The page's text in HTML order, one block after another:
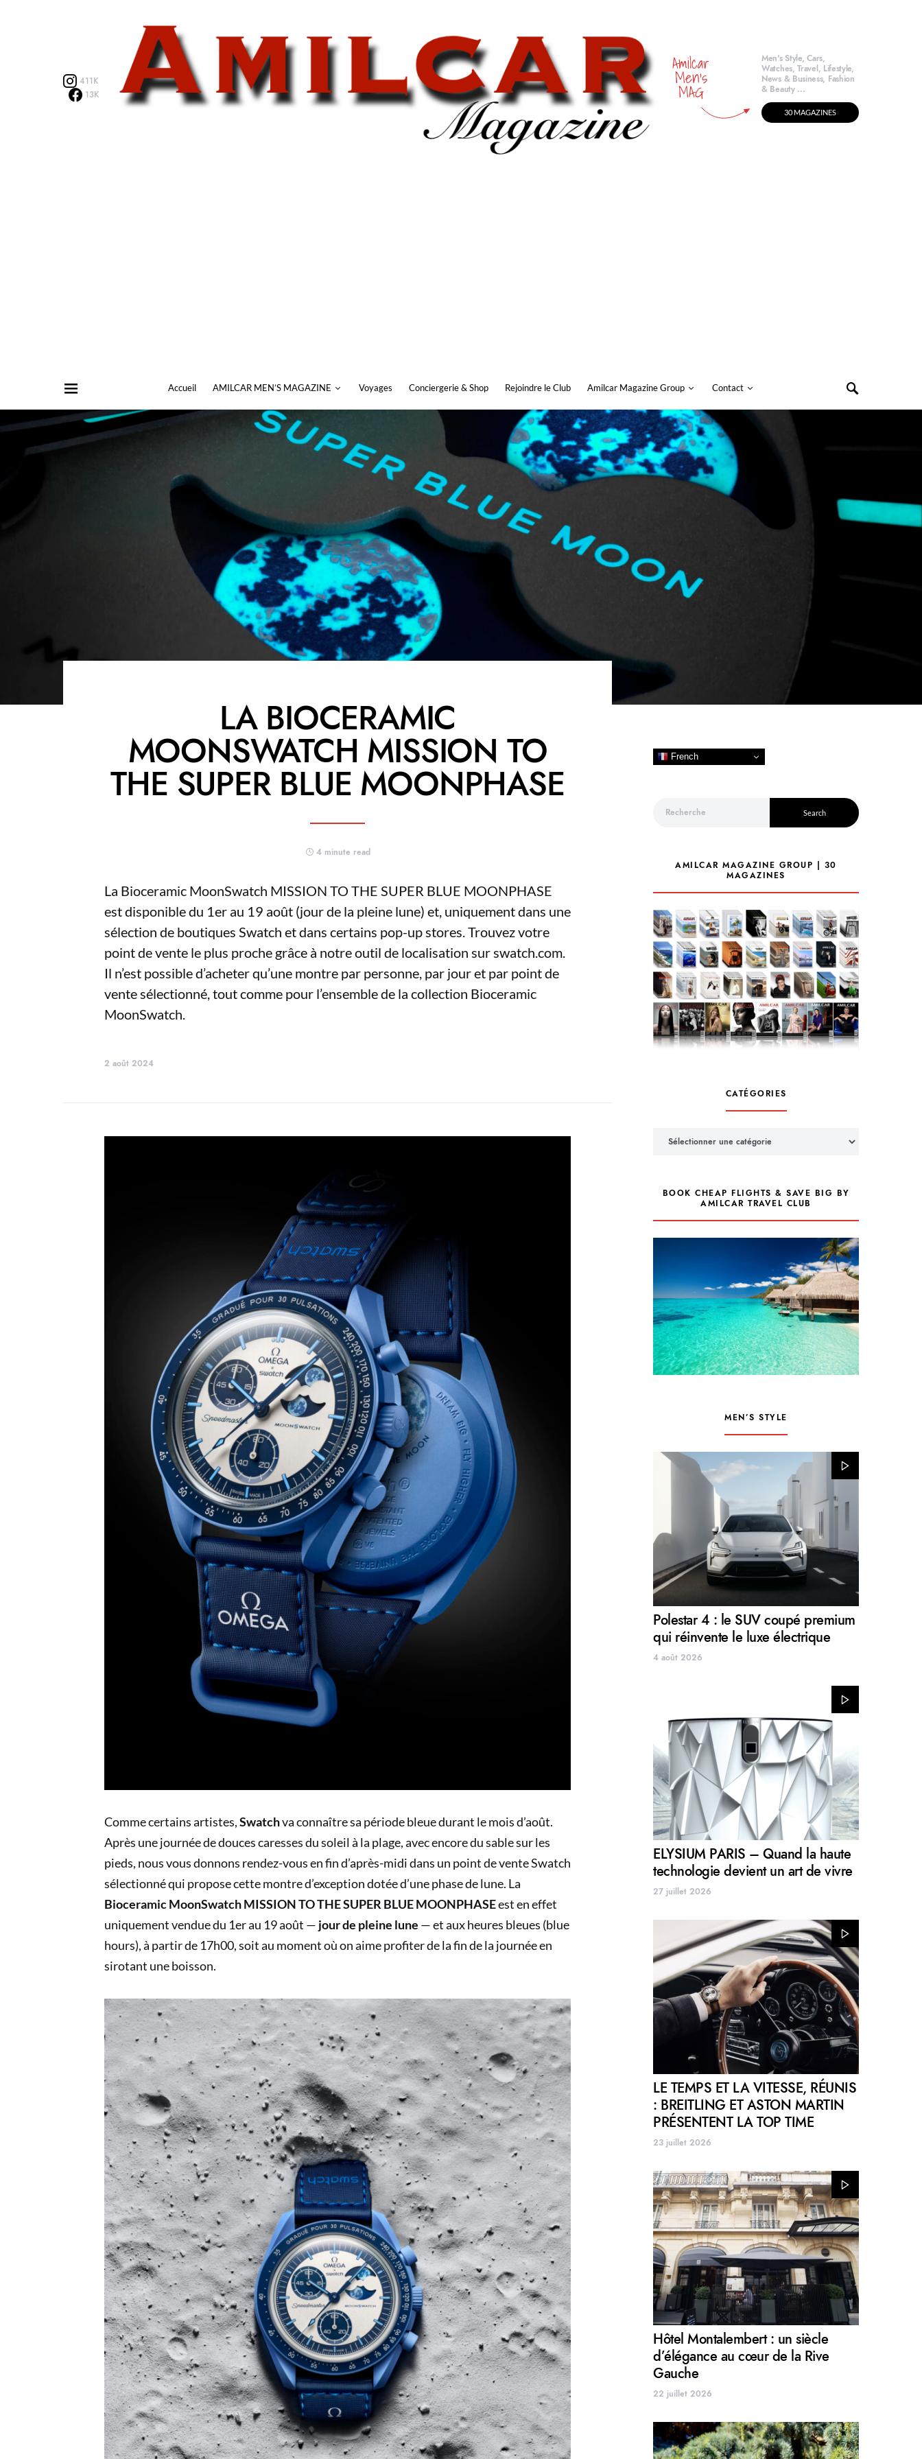
411K
13K
Amilcar
Men's
MAG
Men's Style, Cars,
Watches, Travel, Lifestyle,
News & Business, Fashion
& Beauty ...
30 MAGAZINES
Accueil AMILCAR MEN’S MAGAZINE Voyages Conciergerie & Shop Rejoindre le Club Amilcar Magazine Group Contact
LA BIOCERAMIC
MOONSWATCH MISSION TO
THE SUPER BLUE MOONPHASE
4 minute read
La Bioceramic MoonSwatch MISSION TO THE SUPER BLUE MOONPHASE
est disponible du 1er au 19 août (jour de la pleine lune) et, uniquement dans une
sélection de boutiques Swatch et dans certains pop-up stores. Trouvez votre
point de vente le plus proche grâce à notre outil de localisation sur swatch.com.
Il n’est possible d’acheter qu’une montre par personne, par jour et par point de
vente sélectionné, tout comme pour l’ensemble de la collection Bioceramic
MoonSwatch.
2 août 2024
Comme certains artistes,Swatchva connaître sa période bleue durant le mois d’août.
Après une journée de douces caresses du soleil à la plage, avec encore du sable sur les
pieds, nous vous donnons rendez-vous en fin d’après-midi dans un point de vente Swatch
sélectionné qui propose cette montre d’exception dotée d’une phase de lune. La
Bioceramic MoonSwatch MISSION TO THE SUPER BLUE MOONPHASEest en effet
uniquement vendue du 1er au 19 août — jour de pleine lune — et aux heures bleues (blue
hours), à partir de 17h00, soit au moment où on aime profiter de la fin de la journée en
sirotant une boisson.
French
Search
AMILCAR MAGAZINE GROUP | 30
MAGAZINES
CATÉGORIES
BOOK CHEAP FLIGHTS & SAVE BIG BY
AMILCAR TRAVEL CLUB
MEN’S STYLE
Polestar 4 : le SUV coupé premium
qui réinvente le luxe électrique
4 août 2026
ELYSIUM PARIS – Quand la haute
technologie devient un art de vivre
27 juillet 2026
LE TEMPS ET LA VITESSE, RÉUNIS
: BREITLING ET ASTON MARTIN
PRÉSENTENT LA TOP TIME
23 juillet 2026
Hôtel Montalembert : un siècle
d’élégance au cœur de la Rive
Gauche
22 juillet 2026